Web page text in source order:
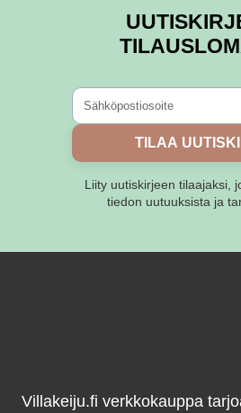
TILAA
Liity uutiskirjeen tilaajaksi,
tiedon uutuuksista ja
Villakeiju.fi verkkokauppa